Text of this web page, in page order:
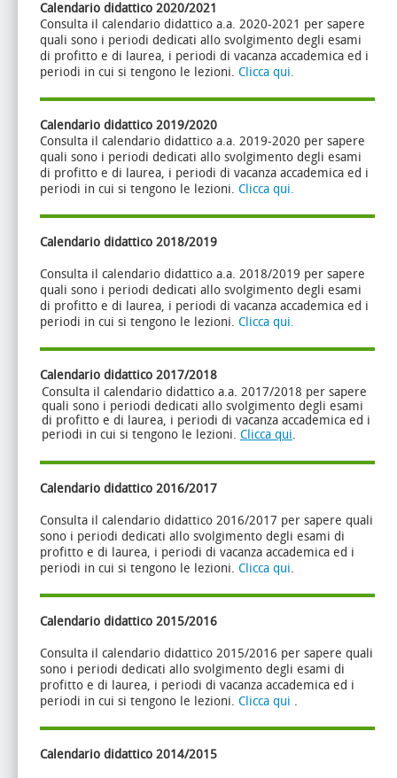
Calendario didattico 2020/2021
Consulta il calendario didattico a.a. 2020-2021 per sapere
quali sono i periodi dedicati allo svolgimento degli esami
di profitto e di laurea, i periodi di vacanza accademica ed i
periodi in cui si tengono le lezioni. Clicca qui.
Calendario didattico 2019/2020
Consulta il calendario didattico a.a. 2019-2020 per sapere
quali sono i periodi dedicati allo svolgimento degli esami
di profitto e di laurea, i periodi di vacanza accademica ed i
periodi in cui si tengono le lezioni. Clicca qui.
Calendario didattico 2018/2019
Consulta il calendario didattico a.a. 2018/2019 per sapere
quali sono i periodi dedicati allo svolgimento degli esami
di profitto e di laurea, i periodi di vacanza accademica ed i
periodi in cui si tengono le lezioni. Clicca qui.
Calendario didattico 2017/2018
Consulta il calendario didattico a.a. 2017/2018 per sapere
quali sono i periodi dedicati allo svolgimento degli esami
di profitto e di laurea, i periodi di vacanza accademica ed i
periodi in cui si tengono le lezioni. Clicca qui.
Calendario didattico 2016/2017
Consulta il calendario didattico 2016/2017 per sapere quali
sono i periodi dedicati allo svolgimento degli esami di
profitto e di laurea, i periodi di vacanza accademica ed i
periodi in cui si tengono le lezioni. Clicca qui.
Calendario didattico 2015/2016
Consulta il calendario didattico 2015/2016 per sapere quali
sono i periodi dedicati allo svolgimento degli esami di
profitto e di laurea, i periodi di vacanza accademica ed i
periodi in cui si tengono le lezioni. Clicca qui .
Calendario didattico 2014/2015